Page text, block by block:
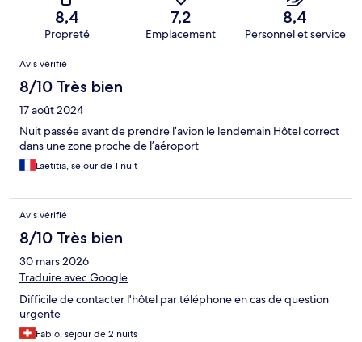
8,4
Propreté
7,2
Emplacement
8,4
Personnel et service
Avis
Avis vérifié
8/10 Très bien
17 août 2024
Nuit passée avant de prendre l’avion le lendemain Hôtel correct
dans une zone proche de l’aéroport
Laetitia, séjour de 1 nuit
Avis vérifié
8/10 Très bien
30 mars 2026
Traduire avec Google
Difficile de contacter l'hôtel par téléphone en cas de question
urgente
Fabio, séjour de 2 nuits